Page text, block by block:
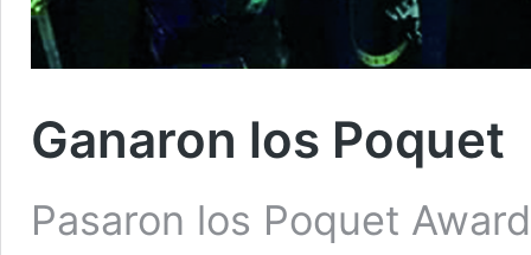
Ganaron los Poquet
Pasaron los Poquet